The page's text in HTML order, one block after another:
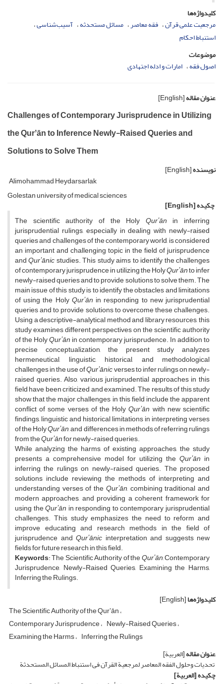
کلیدواژه‌ها
مرجعیت علمی قرآن فقه معاصر مسائل مستحدثه آسیب‌شناسی
استنباط احکام
موضوعات
اصول فقه امارات و ادله اجتهادی
عنوان مقاله[English]
Challenges of Contemporary Jurisprudence in Utilizing
the Qurʼān to Inference Newly-Raised Queries and
Solutions to Solve Them
نویسنده[English]
Alimohammad Heydarsarlak
Golestan university of medical sciences
چکیده[English]
The scientific authority of the Holy Qurʼān in inferring
jurisprudential rulings, especially in dealing with newly-raised
queries and challenges of the contemporary world, is considered
an important and challenging topic in the field of jurisprudence
andQurʼānicstudies. This study aims to identify the challenges
of contemporary jurisprudence in utilizing the HolyQurʼānto infer
newly-raised queries and to provide solutions to solve them. The
main issue of this study is to identify the obstacles and limitations
of using the HolyQurʼān in responding to new jurisprudential
queries and to provide solutions to overcome these challenges.
Using a descriptive-analytical method and library resources, this
study examines different perspectives on the scientific authority
of the HolyQurʼānin contemporary jurisprudence. In addition to
precise conceptualization, the present study analyzes
hermeneutical, linguistic, historical, and methodological
challenges in the use ofQurʼānicverses to infer rulings on newly-
raised queries. Also, various jurisprudential approaches in this
field have been criticized and examined. The results of this study
show that the major challenges in this field include the apparent
conflict of some verses of the HolyQurʼān with new scientific
findings, linguistic and historical limitations in interpreting verses
of the HolyQurʼān, and differences in methods of referring rulings
from theQurʼānfor newly-raised queries.
While analyzing the harms of existing approaches, the study
presents a comprehensive model for utilizing the Qurʼān in
inferring the rulings on newly-raised queries. The proposed
solutions include reviewing the methods of interpreting and
understanding verses of theQurʼān, combining traditional and
modern approaches, and providing a coherent framework for
using theQurʼān in responding to contemporary jurisprudential
challenges. This study emphasizes the need to reform and
improve educating and research methods in the field of
jurisprudence and Qurʼānic interpretation and suggests new
fields for future research in this field.
Keywords: The Scientific Authority of theQurʼān, Contemporary
Jurisprudence, Newly-Raised Queries, Examining the Harms,
Inferring the Rulings.
کلیدواژه‌ها[English]
The Scientific Authority of the Qurʼān
Contemporary Jurisprudence Newly-Raised Queries
Examining the Harms Inferring the Rulings
عنوان مقاله[العربیة]
تحدیات وحلول الفقه المعاصر لمرجعیة القرآن فی استنباط المسائل المستحدثة
چکیده[العربیة]